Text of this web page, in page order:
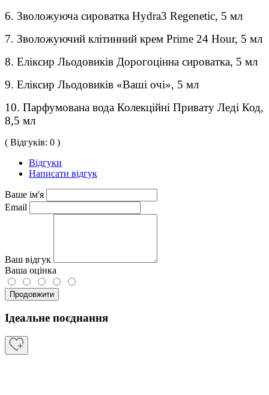
6. Зволожуюча сироватка Hydra3 Regenetic, 5 мл
7. Зволожуючий клітинний крем Prime 24 Hour, 5 мл
8. Еліксир Льодовиків Дорогоцінна сироватка, 5 мл
9. Еліксир Льодовиків «Ваші очі», 5 мл
10. Парфумована вода Колекційні Привату Леді Код,
8,5 мл
( Відгуків: 0 )
Відгуки
Написати відгук
Ваше ім'я
Email
Ваш відгук
Ваша оцінка
Продовжити
Ідеальне поєднання